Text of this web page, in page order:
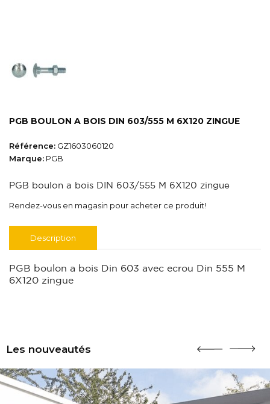
PGB BOULON A BOIS DIN 603/555 M 6X120 ZINGUE
Référence: GZ1603060120
Marque: PGB
PGB boulon a bois DIN 603/555 M 6X120 zingue
Rendez-vous en magasin pour acheter ce produit!
Description
PGB boulon a bois Din 603 avec ecrou Din 555 M
6X120 zingue
Les nouveautés